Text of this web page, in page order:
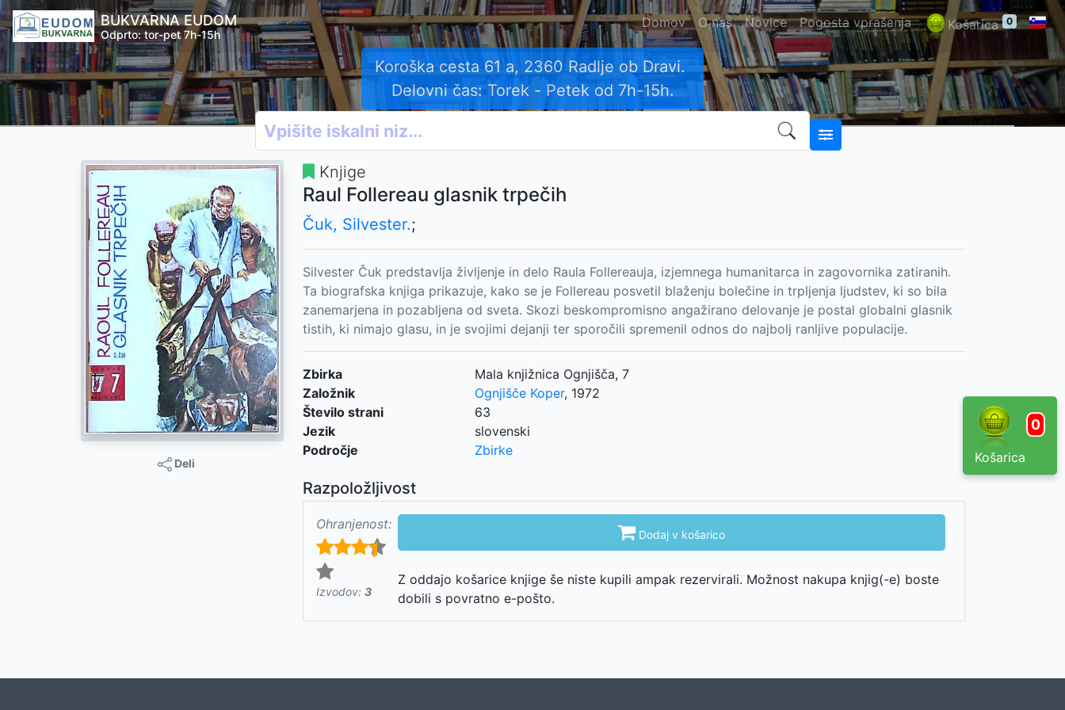
BUKVARNA EUDOM
Odprto: tor-pet 7h-15h
Domov O nas Novice Pogosta vprašanja Košarica 0
Koroška cesta 61 a, 2360 Radlje ob Dravi.
Delovni čas: Torek - Petek od 7h-15h.
0
Košarica
Deli
Knjige
Raul Follereau glasnik trpečih
Čuk, Silvester.;
Silvester Čuk predstavlja življenje in delo Raula Follereauja, izjemnega humanitarca in zagovornika zatiranih.
Ta biografska knjiga prikazuje, kako se je Follereau posvetil blaženju bolečine in trpljenja ljudstev, ki so bila
zanemarjena in pozabljena od sveta. Skozi beskompromisno angažirano delovanje je postal globalni glasnik
tistih, ki nimajo glasu, in je svojimi dejanji ter sporočili spremenil odnos do najbolj ranljive populacije.
Zbirka
Mala knjižnica Ognjišča, 7
Založnik
Ognjišče Koper, 1972
Število strani
63
Jezik
slovenski
Področje
Zbirke
Razpoložljivost
Ohranjenost:
Izvodov: 3
 Dodaj v košarico
Z oddajo košarice knjige še niste kupili ampak rezervirali. Možnost nakupa knjig(-e) boste
dobili s povratno e-pošto.